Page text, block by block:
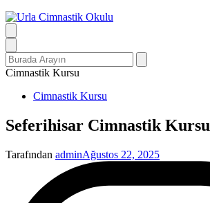
Search
for:
Cimnastik Kursu
YayınlananCimnastik Kursu
Seferihisar Cimnastik Kursu
Tarafından adminAğustos 22, 2025